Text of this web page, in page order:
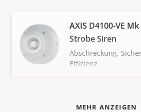
MEHR ANZEIGEN
AXIS D4100-VE
Strobe Siren
Abschreckung,
Effizienz